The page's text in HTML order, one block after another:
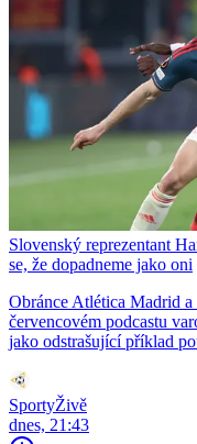
Slovenský reprezentant
se, že dopadneme jako oni
Obránce Atlética Madrid
červencovém podcastu
jako odstrašující příklad
SportyŽivě
dnes, 21:43